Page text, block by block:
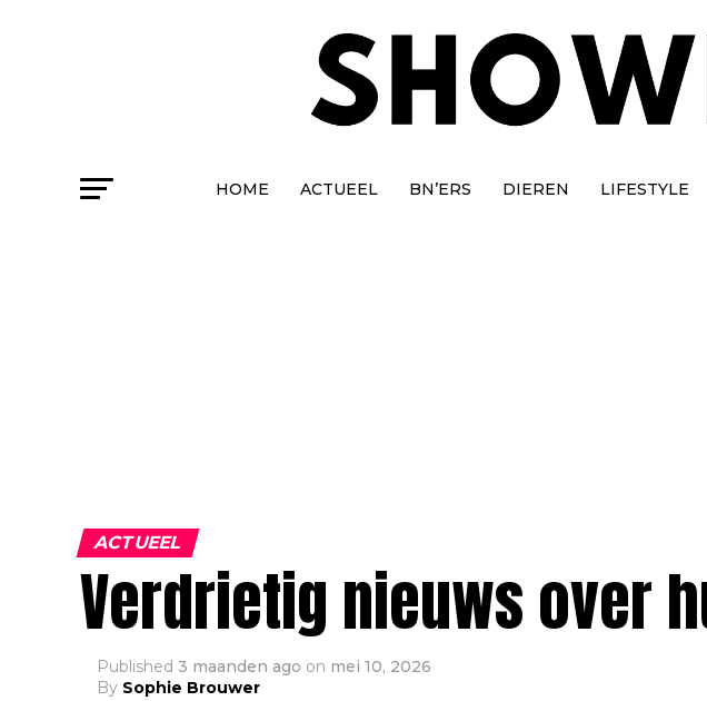
HOME ACTUEEL BN’ERS DIEREN LIFESTYLE
ACTUEEL
Verdrietig nieuws over
Published 3 maanden ago on mei 10, 2026
By Sophie Brouwer